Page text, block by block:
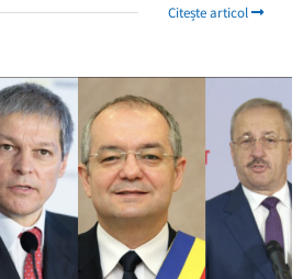
Citește articol